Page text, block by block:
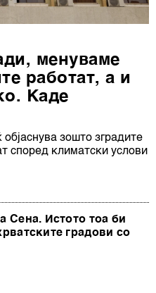
менуваме
работат, а и
Каде
зошто зградите
според климатски услови
Сена. Истото тоа би
градови со